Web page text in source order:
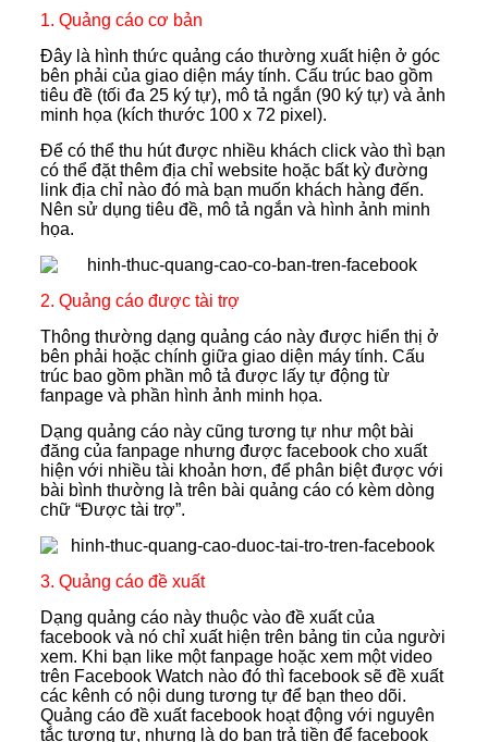
1. Quảng cáo cơ bản
Đây là hình thức quảng cáo thường xuất hiện ở góc
bên phải của giao diện máy tính. Cấu trúc bao gồm
tiêu đề (tối đa 25 ký tự), mô tả ngắn (90 ký tự) và ảnh
minh họa (kích thước 100 x 72 pixel).
Để có thể thu hút được nhiều khách click vào thì bạn
có thể đặt thêm địa chỉ website hoặc bất kỳ đường
link địa chỉ nào đó mà bạn muốn khách hàng đến.
Nên sử dụng tiêu đề, mô tả ngắn và hình ảnh minh
họa.
2. Quảng cáo được tài trợ
Thông thường dạng quảng cáo này được hiển thị ở
bên phải hoặc chính giữa giao diện máy tính. Cấu
trúc bao gồm phần mô tả được lấy tự động từ
fanpage và phần hình ảnh minh họa.
Dạng quảng cáo này cũng tương tự như một bài
đăng của fanpage nhưng được facebook cho xuất
hiện với nhiều tài khoản hơn, để phân biệt được với
bài bình thường là trên bài quảng cáo có kèm dòng
chữ “Được tài trợ”.
3. Quảng cáo đề xuất
Dạng quảng cáo này thuộc vào đề xuất của
facebook và nó chỉ xuất hiện trên bảng tin của người
xem. Khi bạn like một fanpage hoặc xem một video
trên Facebook Watch nào đó thì facebook sẽ đề xuất
các kênh có nội dung tương tự để bạn theo dõi.
Quảng cáo đề xuất facebook hoạt động với nguyên
tắc tương tự, nhưng là do bạn trả tiền để facebook